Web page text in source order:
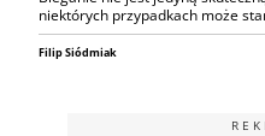
niektórych przypadkach może
Filip Siódmiak